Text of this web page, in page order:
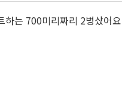
는 700미리짜리 2병샀어